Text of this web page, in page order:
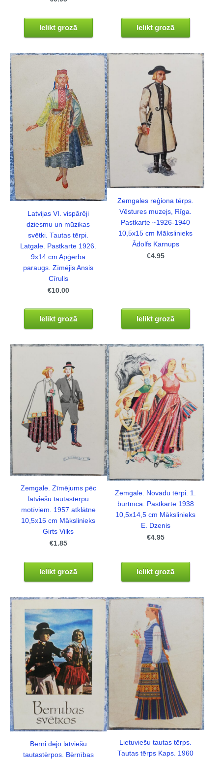
Ielikt grozā Ielikt grozā
Latvijas VI. vispārēji
dziesmu un mūzikas
svētki. Tautas tērpi.
Latgale. Pastkarte 1926.
9x14 cm Apģērba
paraugs. Zīmējis Ansis
Cīrulis
€10.00
Ielikt grozā
Zemgales reģiona tērps.
Vēstures muzejs, Rīga.
Pastkarte ~1926-1940
10,5x15 cm Mākslinieks
Ādolfs Karnups
€4.95
Ielikt grozā
Zemgale. Zīmējums pēc
latviešu tautastērpu
motīviem. 1957 atklātne
10,5x15 cm Mākslinieks
Girts Vilks
€1.85
Ielikt grozā
Zemgale. Novadu tērpi. 1.
burtnīca. Pastkarte 1938
10,5x14,5 cm Mākslinieks
E. Dzenis
€4.95
Ielikt grozā
Bērni dejo latviešu
tautastērpos. Bērnības
Lietuviešu tautas tērps.
Tautas tērps Kaps. 1960